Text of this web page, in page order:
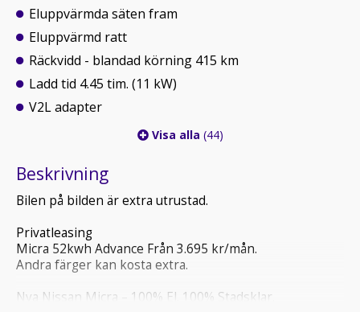
Eluppvärmda säten fram
Eluppvärmd ratt
Räckvidd - blandad körning 415 km
Ladd tid 4.45 tim. (11 kW)
V2L adapter
Visa alla (44)
Beskrivning
Bilen på bilden är extra utrustad.
Privatleasing
Micra 52kwh Advance Från 3.695 kr/mån.
Andra färger kan kosta extra.
Nya Nissan Micra – 100% El. 100% Stadsklar.